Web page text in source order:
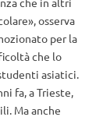
osserva
per la
che lo
asiatici.
fa, a Trieste,
Ma anche